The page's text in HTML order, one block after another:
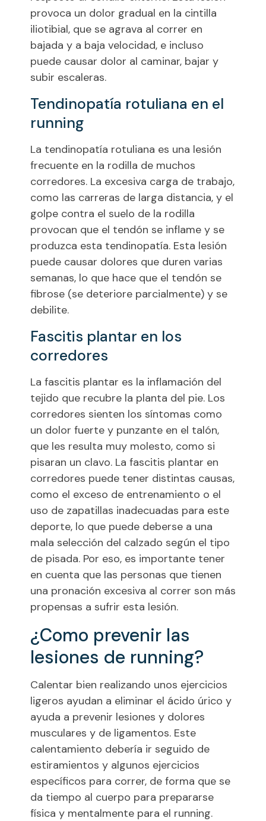
provoca un dolor gradual en la cintilla
iliotibial, que se agrava al correr en
bajada y a baja velocidad, e incluso
puede causar dolor al caminar, bajar y
subir escaleras.
Tendinopatía rotuliana en el
running
La tendinopatía rotuliana es una lesión
frecuente en la rodilla de muchos
corredores. La excesiva carga de trabajo,
como las carreras de larga distancia, y el
golpe contra el suelo de la rodilla
provocan que el tendón se inflame y se
produzca esta tendinopatía. Esta lesión
puede causar dolores que duren varias
semanas, lo que hace que el tendón se
fibrose (se deteriore parcialmente) y se
debilite.
Fascitis plantar en los
corredores
La fascitis plantar es la inflamación del
tejido que recubre la planta del pie. Los
corredores sienten los síntomas como
un dolor fuerte y punzante en el talón,
que les resulta muy molesto, como si
pisaran un clavo. La fascitis plantar en
corredores puede tener distintas causas,
como el exceso de entrenamiento o el
uso de zapatillas inadecuadas para este
deporte, lo que puede deberse a una
mala selección del calzado según el tipo
de pisada. Por eso, es importante tener
en cuenta que las personas que tienen
una pronación excesiva al correr son más
propensas a sufrir esta lesión.
¿Como prevenir las
lesiones de running?
Calentar bien realizando unos ejercicios
ligeros ayudan a eliminar el ácido úrico y
ayuda a prevenir lesiones y dolores
musculares y de ligamentos. Este
calentamiento debería ir seguido de
estiramientos y algunos ejercicios
específicos para correr, de forma que se
da tiempo al cuerpo para prepararse
física y mentalmente para el running.